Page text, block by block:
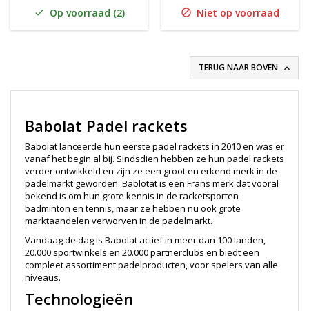
 Op voorraad (2)  Niet op voorraad
TERUG NAAR BOVEN 
Babolat Padel rackets
Babolat lanceerde hun eerste padel rackets in 2010 en was er
vanaf het begin al bij. Sindsdien hebben ze hun padel rackets
verder ontwikkeld en zijn ze een groot en erkend merk in de
padelmarkt geworden. Bablotat is een Frans merk dat vooral
bekend is om hun grote kennis in de racketsporten
badminton en tennis, maar ze hebben nu ook grote
marktaandelen verworven in de padelmarkt.
Vandaag de dag is Babolat actief in meer dan 100 landen,
20.000 sportwinkels en 20.000 partnerclubs en biedt een
compleet assortiment padelproducten, voor spelers van alle
niveaus.
Technologieën